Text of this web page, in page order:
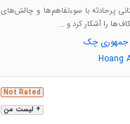
پرحادثه با سوءتفاهم‌ها و چالش‌های
را آشکار کرد و ...
جمهوری چک
Hoang
+ لیست من
Not Rated